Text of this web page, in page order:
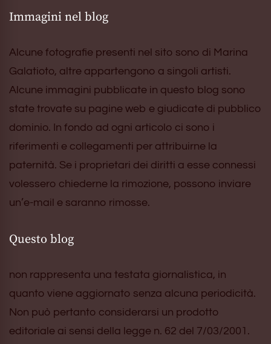
Immagini nel blog
Alcune fotografie presenti nel sito sono di Marina
Galatioto, altre appartengono a singoli artisti.
Alcune immagini pubblicate in questo blog sono
state trovate su pagine web e giudicate di pubblico
dominio. In fondo ad ogni articolo ci sono i
riferimenti e collegamenti per attribuirne la
paternità. Se i proprietari dei diritti a esse connessi
volessero chiederne la rimozione, possono inviare
un’e-mail e saranno rimosse.
Questo blog
non rappresenta una testata giornalistica, in
quanto viene aggiornato senza alcuna periodicità.
Non può pertanto considerarsi un prodotto
editoriale ai sensi della legge n. 62 del 7/03/2001.